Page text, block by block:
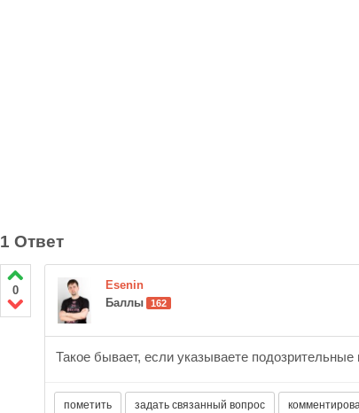
1 Ответ
0
Esenin
Баллы
162
Такое бывает, если указываете